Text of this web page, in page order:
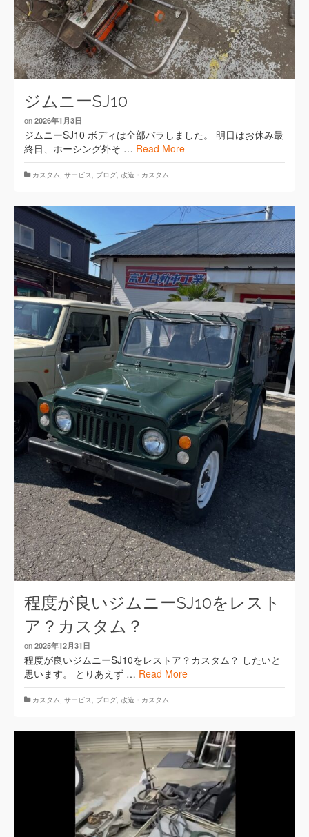
ジムニーSJ10
on 2026年1月3日
ジムニーSJ10 ボディは全部バラしました。 明日はお休み最
終日、ホーシング外そ … Read More
カスタム, サービス, ブログ, 改造・カスタム
程度が良いジムニーSJ10をレスト
ア？カスタム？
on 2025年12月31日
程度が良いジムニーSJ10をレストア？カスタム？ したいと
思います。 とりあえず … Read More
カスタム, サービス, ブログ, 改造・カスタム